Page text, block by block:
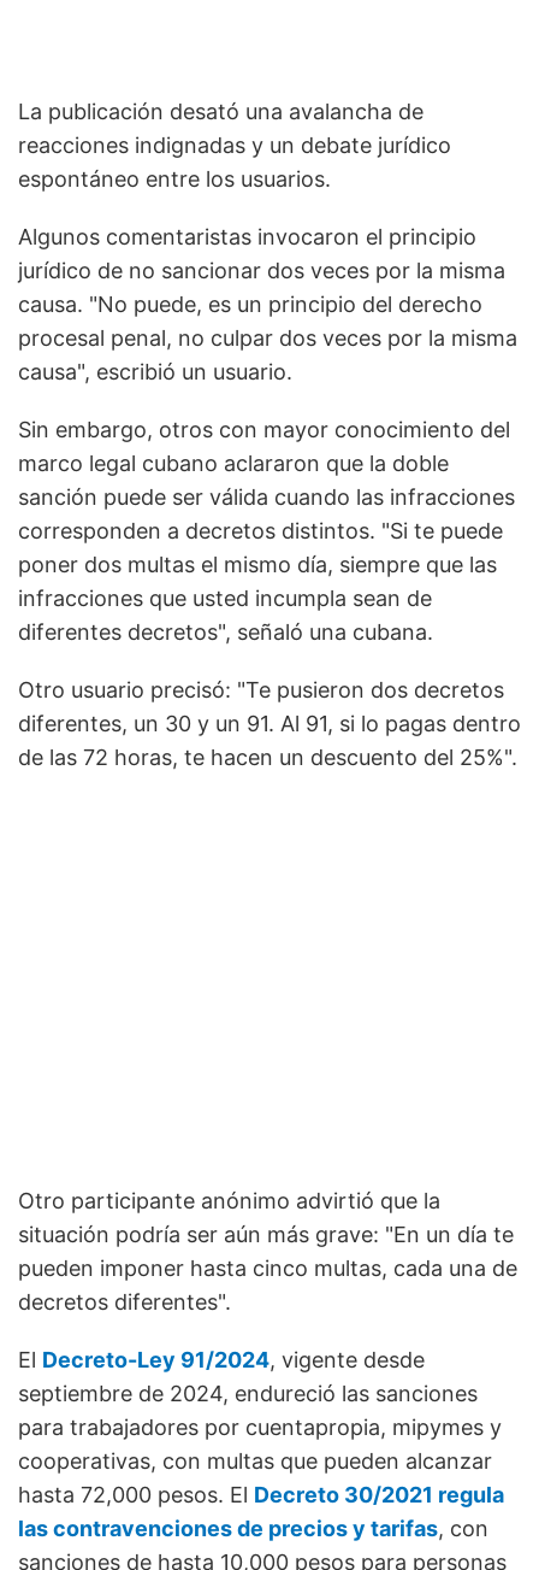
La publicación desató una avalancha de
reacciones indignadas y un debate jurídico
espontáneo entre los usuarios.
Algunos comentaristas invocaron el principio
jurídico de no sancionar dos veces por la misma
causa. "No puede, es un principio del derecho
procesal penal, no culpar dos veces por la misma
causa", escribió un usuario.
Sin embargo, otros con mayor conocimiento del
marco legal cubano aclararon que la doble
sanción puede ser válida cuando las infracciones
corresponden a decretos distintos. "Si te puede
poner dos multas el mismo día, siempre que las
infracciones que usted incumpla sean de
diferentes decretos", señaló una cubana.
Otro usuario precisó: "Te pusieron dos decretos
diferentes, un 30 y un 91. Al 91, si lo pagas dentro
de las 72 horas, te hacen un descuento del 25%".
Otro participante anónimo advirtió que la
situación podría ser aún más grave: "En un día te
pueden imponer hasta cinco multas, cada una de
decretos diferentes".
El Decreto-Ley 91/2024, vigente desde
septiembre de 2024, endureció las sanciones
para trabajadores por cuentapropia, mipymes y
cooperativas, con multas que pueden alcanzar
hasta 72,000 pesos. El Decreto 30/2021 regula
las contravenciones de precios y tarifas, con
sanciones de hasta 10,000 pesos para personas